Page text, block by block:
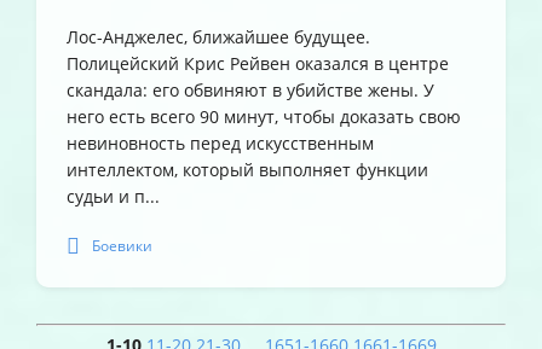
Лос-Анджелес, ближайшее будущее.
Полицейский Крис Рейвен оказался в центре
скандала: его обвиняют в убийстве жены. У
него есть всего 90 минут, чтобы доказать свою
невиновность перед искусственным
интеллектом, который выполняет функции
судьи и п...
Боевики